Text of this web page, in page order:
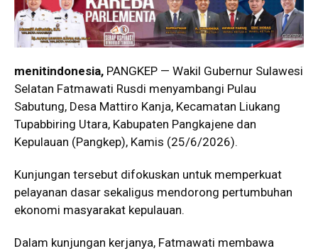
menitindonesia, PANGKEP — Wakil Gubernur Sulawesi
Selatan Fatmawati Rusdi menyambangi Pulau
Sabutung, Desa Mattiro Kanja, Kecamatan Liukang
Tupabbiring Utara, Kabupaten Pangkajene dan
Kepulauan (Pangkep), Kamis (25/6/2026).
Kunjungan tersebut difokuskan untuk memperkuat
pelayanan dasar sekaligus mendorong pertumbuhan
ekonomi masyarakat kepulauan.
Dalam kunjungan kerjanya, Fatmawati membawa